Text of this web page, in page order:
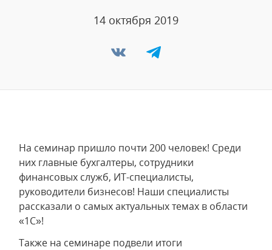
14 октября 2019
На семинар пришло почти 200 человек! Среди
них главные бухгалтеры, сотрудники
финансовых служб, ИТ-специалисты,
руководители бизнесов! Наши специалисты
рассказали о самых актуальных темах в области
«1С»!
Также на семинаре подвели итоги